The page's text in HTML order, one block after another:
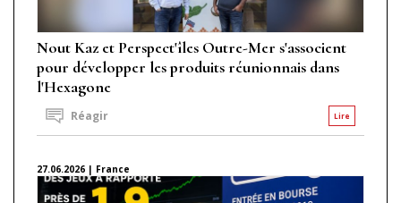
Nout Kaz et Perspect'îles Outre-Mer s'associent
pour développer les produits réunionnais dans
l'Hexagone
Lire
Réagir
27.06.2026 | France